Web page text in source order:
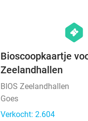
hexagon
events
Bioscoopkaartje
Zeelandhallen
BIOS Zeelandhallen
Goes
Verkocht: 2.604